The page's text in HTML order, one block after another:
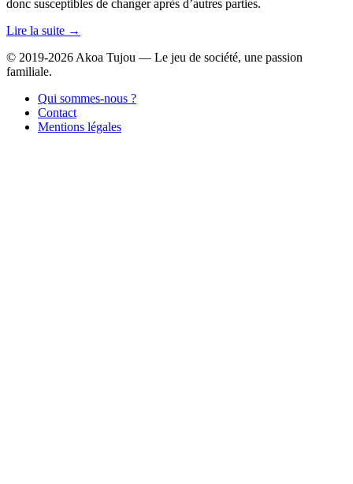
donc susceptibles de changer après d’autres parties.
Lire la suite →
© 2019-2026 Akoa Tujou — Le jeu de société, une passion
familiale.
Qui sommes-nous ?
Contact
Mentions légales